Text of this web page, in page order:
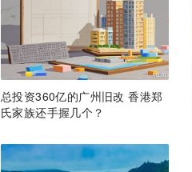
总投资360亿的广州旧改 香港郑
氏家族还手握几个？